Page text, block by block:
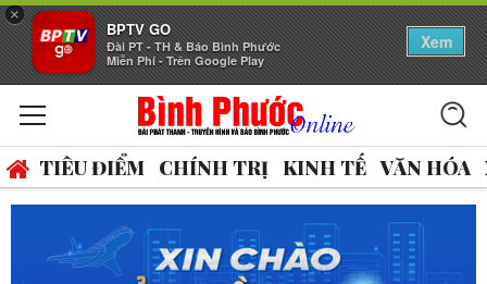
×
BPTV GO
Đài PT - TH & Báo Bình Phước
Miễn Phí - Trên Google Play
Xem
TIÊU ĐIỂM CHÍNH TRỊ KINH TẾ VĂN HÓA